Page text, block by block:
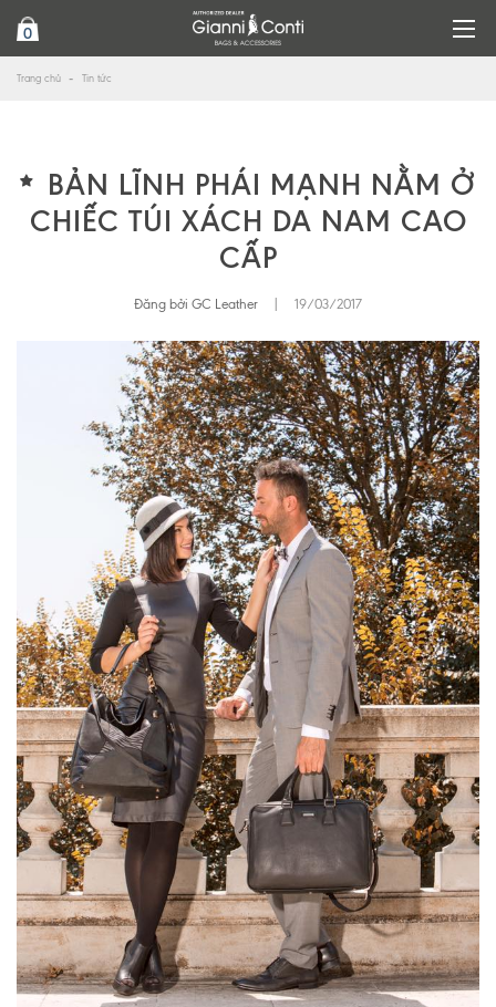
0
Trang chủ Tin tức
BẢN LĨNH PHÁI MẠNH NẰM Ở
CHIẾC TÚI XÁCH DA NAM CAO
CẤP
Đăng bởi GC Leather 19/03/2017